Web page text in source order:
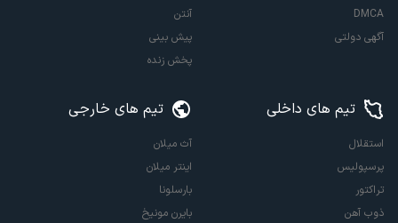
DMCA
آگهی دولتی
آنتن
پیش بینی
پخش زنده
تیم های داخلی
استقلال
پرسپولیس
تراکتور
ذوب آهن
تیم های خارجی
آث میلان
اینتر میلان
بارسلونا
بایرن مونیخ